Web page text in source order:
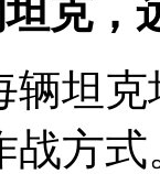
克，
辆坦
战方